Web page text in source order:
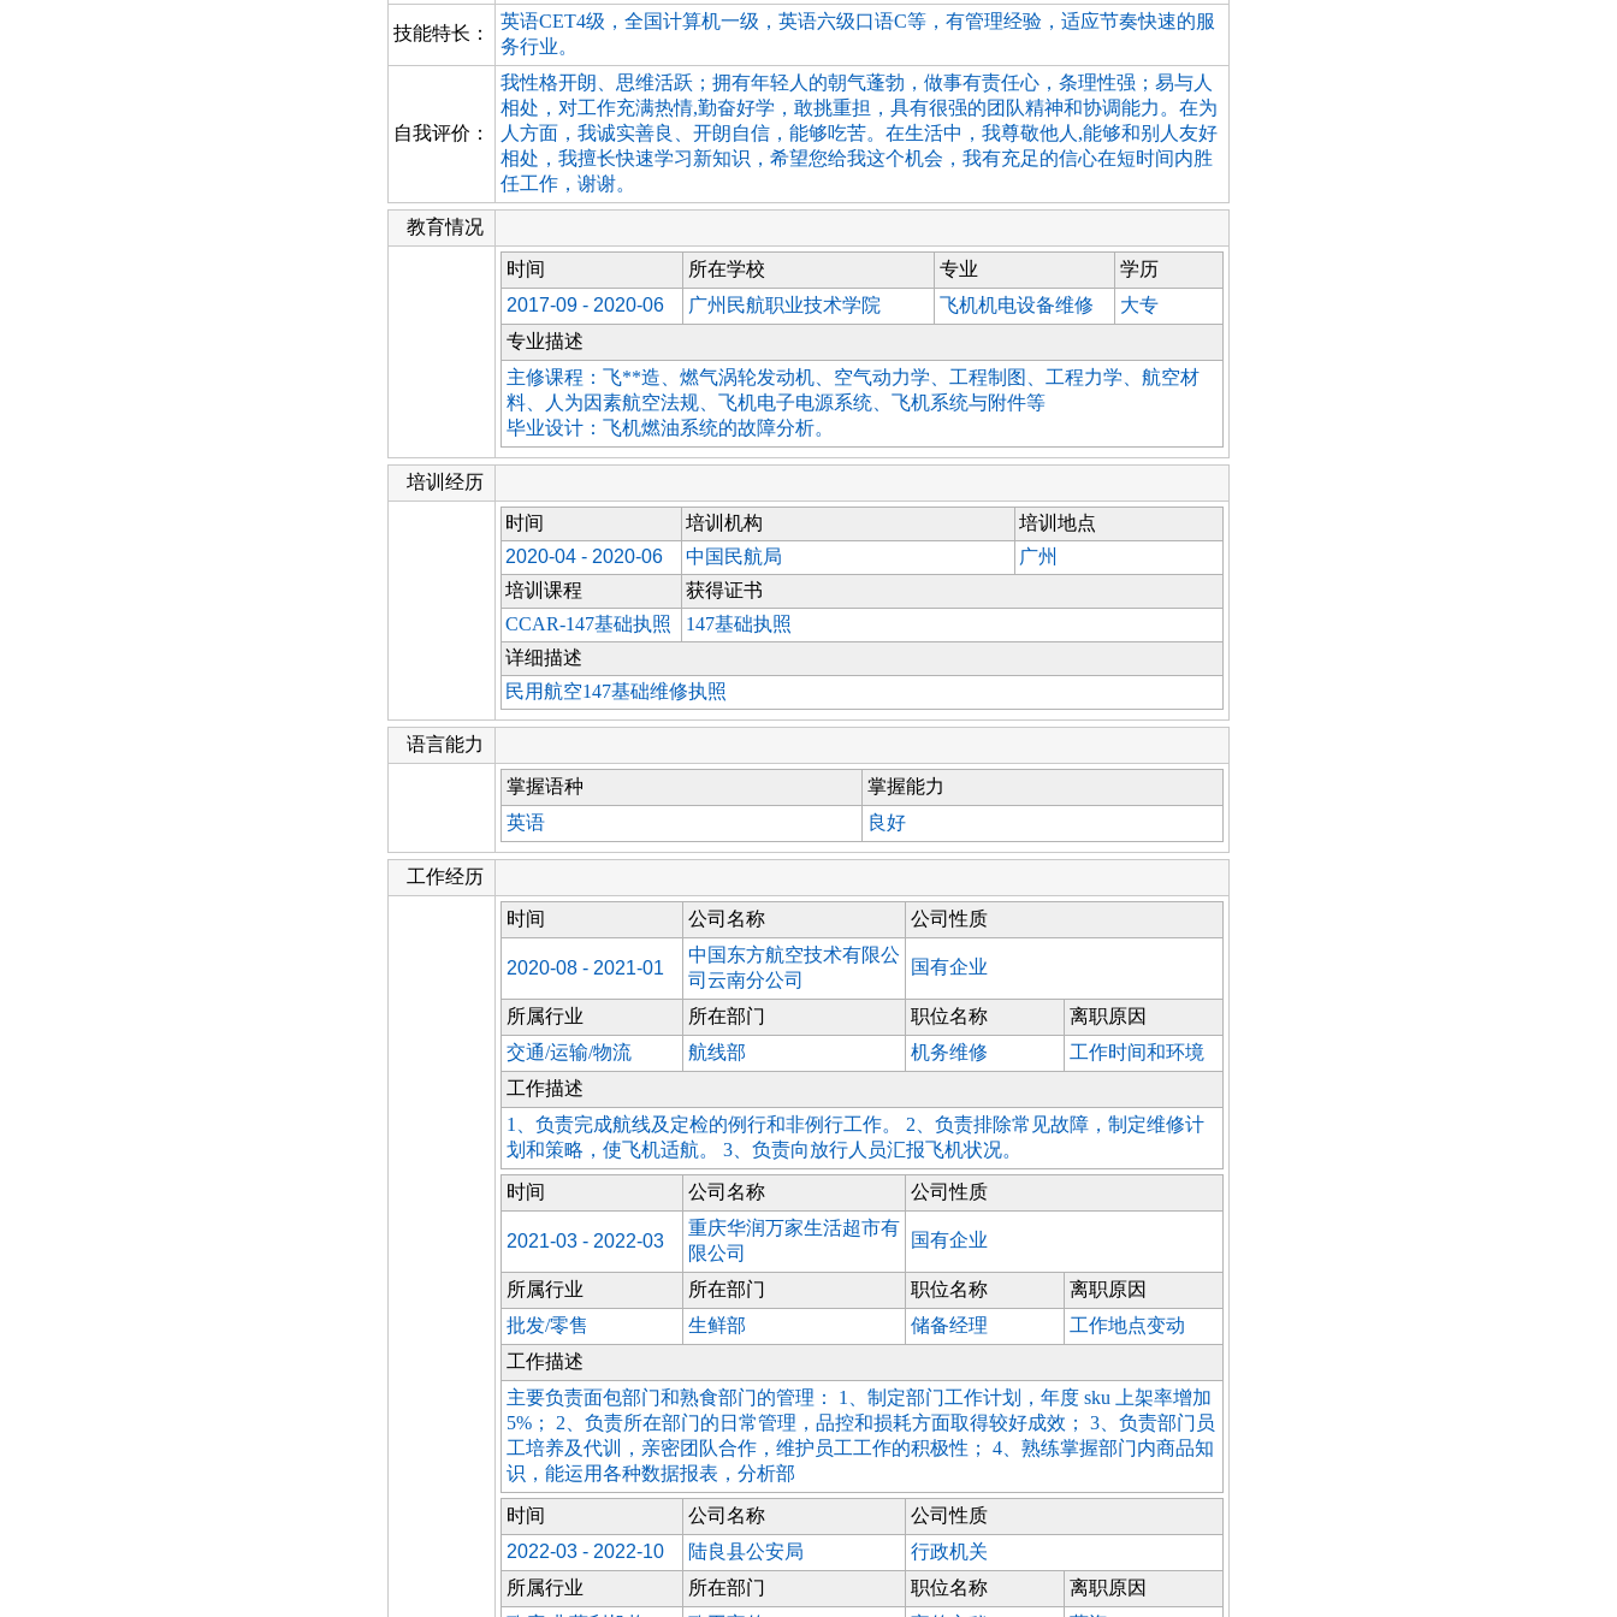
技能特长：
英语CET4级，全国计算机一级，英语六级口语C等，有管理经验，适应节奏快速的服
务行业。
自我评价：
我性格开朗、思维活跃；拥有年轻人的朝气蓬勃，做事有责任心，条理性强；易与人
相处，对工作充满热情,勤奋好学，敢挑重担，具有很强的团队精神和协调能力。在为
人方面，我诚实善良、开朗自信，能够吃苦。在生活中，我尊敬他人,能够和别人友好
相处，我擅长快速学习新知识，希望您给我这个机会，我有充足的信心在短时间内胜
任工作，谢谢。
教育情况
时间 所在学校 专业
学历
2017-09 - 2020-06
广州民航职业技术学院 飞机机电设备维修
大专
专业描述
主修课程：飞**造、燃气涡轮发动机、空气动力学、工程制图、工程力学、航空材
料、人为因素航空法规、飞机电子电源系统、飞机系统与附件等
毕业设计：飞机燃油系统的故障分析。
培训经历
时间
培训机构
培训地点
2020-04 - 2020-06
中国民航局
广州
培训课程
获得证书
CCAR-147基础执照
147基础执照
详细描述
民用航空147基础维修执照
语言能力
掌握语种
掌握能力
英语
良好
工作经历
时间 公司名称 公司性质
2020-08 - 2021-01
中国东方航空技术有限公
司云南分公司
国有企业
所属行业 所在部门 职位名称
离职原因
交通/运输/物流
航线部 机务维修
工作时间和环境
工作描述
1、负责完成航线及定检的例行和非例行工作。 2、负责排除常见故障，制定维修计
划和策略，使飞机适航。 3、负责向放行人员汇报飞机状况。
时间 公司名称 公司性质
2021-03 - 2022-03
重庆华润万家生活超市有
限公司
国有企业
所属行业 所在部门 职位名称
离职原因
批发/零售
生鲜部 储备经理
工作地点变动
工作描述
主要负责面包部门和熟食部门的管理： 1、制定部门工作计划，年度 sku 上架率增加
5%； 2、负责所在部门的日常管理，品控和损耗方面取得较好成效； 3、负责部门员
工培养及代训，亲密团队合作，维护员工工作的积极性； 4、熟练掌握部门内商品知
识，能运用各种数据报表，分析部
时间 公司名称
公司性质
2022-03 - 2022-10
陆良县公安局
行政机关
所属行业
所在部门 职位名称
离职原因